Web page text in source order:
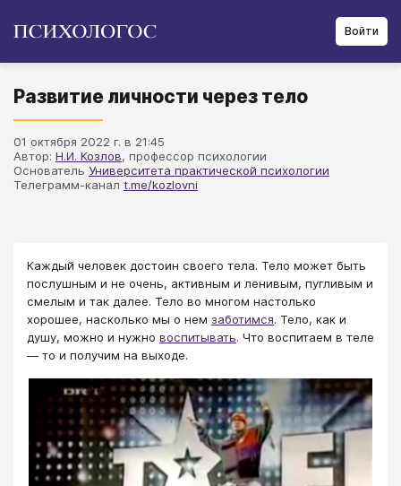
Войти
Развитие личности через тело
01 октября 2022 г. в 21:45
Автор: Н.И. Козлов, профессор психологии
Основатель Университета практической психологии
Телеграмм-канал t.me/kozlovni
Каждый человек достоин своего тела. Тело может быть
послушным и не очень, активным и ленивым, пугливым и
смелым и так далее. Тело во многом настолько
хорошее, насколько мы о нем заботимся. Тело, как и
душу, можно и нужно воспитывать. Что воспитаем в теле
— то и получим на выходе.